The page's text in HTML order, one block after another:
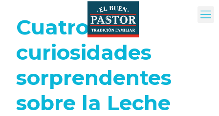
Cuatro
curiosidades
sorprendentes
sobre la Leche